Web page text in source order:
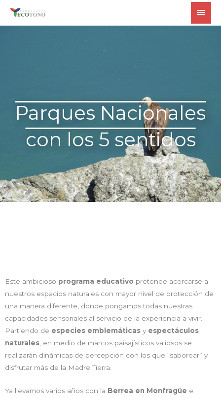
Parques Nacionales
con los 5 sentidos
Este ambicioso programa educativo pretende acercarse a
nuestros espacios naturales con mayor nivel de protección de
una manera diferente, donde pongamos todas nuestras
capacidades sensoriales al servicio de la experiencia a vivir.
Partiendo de especies emblemáticas y espectáculos
naturales , en medio de marcos paisajísticos valiosos se
realizarán dinámicas de percepción con los que “saborear” y
disfrutar más de la Madre Tierra.
Ya llevamos varios años con la Berrea en Monfragüe e